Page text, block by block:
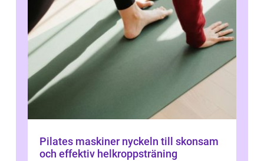
Pilates maskiner nyckeln till skonsam
och effektiv helkroppsträning